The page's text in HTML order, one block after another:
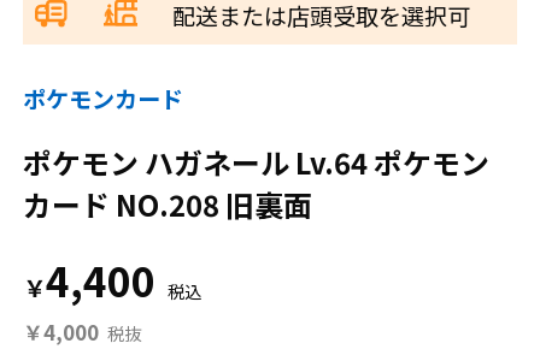
配送または店頭受取を選択可
ポケモンカード
ポケモン ハガネール Lv.64 ポケモン
カード NO.208 旧裏面
￥4,400
￥4,000